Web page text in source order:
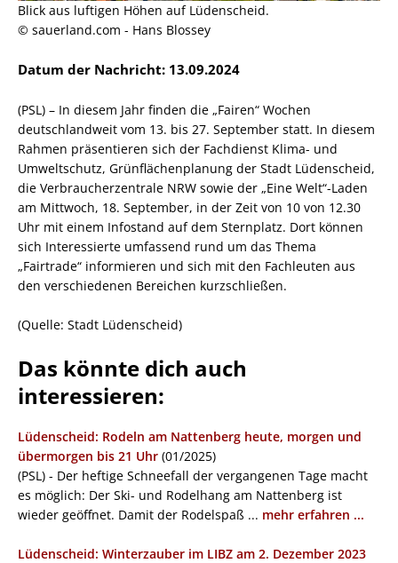
Blick aus luftigen Höhen auf Lüdenscheid.
© sauerland.com - Hans Blossey
Datum der Nachricht: 13.09.2024
(PSL) – In diesem Jahr finden die „Fairen“ Wochen
deutschlandweit vom 13. bis 27. September statt. In diesem
Rahmen präsentieren sich der Fachdienst Klima- und
Umweltschutz, Grünflächenplanung der Stadt Lüdenscheid,
die Verbraucherzentrale NRW sowie der „Eine Welt“-Laden
am Mittwoch, 18. September, in der Zeit von 10 von 12.30
Uhr mit einem Infostand auf dem Sternplatz. Dort können
sich Interessierte umfassend rund um das Thema
„Fairtrade“ informieren und sich mit den Fachleuten aus
den verschiedenen Bereichen kurzschließen.
(Quelle: Stadt Lüdenscheid)
Das könnte dich auch
interessieren:
Lüdenscheid: Rodeln am Nattenberg heute, morgen und
übermorgen bis 21 Uhr (01/2025)
(PSL) - Der heftige Schneefall der vergangenen Tage macht
es möglich: Der Ski- und Rodelhang am Nattenberg ist
wieder geöffnet. Damit der Rodelspaß ... mehr erfahren ...
Lüdenscheid: Winterzauber im LIBZ am 2. Dezember 2023